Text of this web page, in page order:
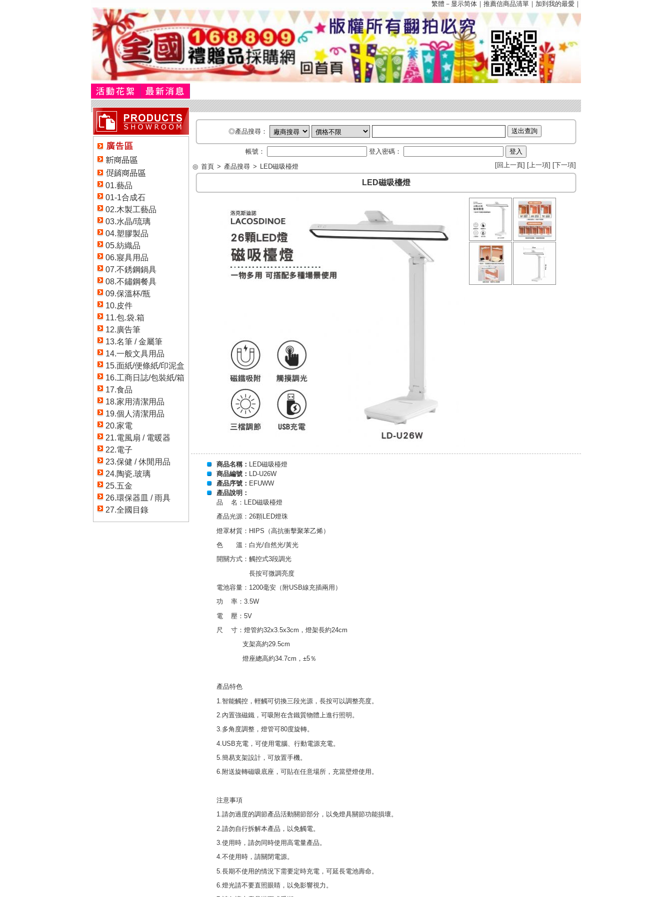
繁體 － 显示简体 ｜ 推薦信商品清單 ｜ 加到我的最愛 ｜
01.藝品
01-1合成石
02.木製工藝品
03.水晶/琉璃
04.塑膠製品
05.紡織品
06.寢具用品
07.不銹鋼鍋具
08.不鏽鋼餐具
09.保溫杯/瓶
10.皮件
11.包.袋.箱
12.廣告筆
13.名筆 / 金屬筆
14.一般文具用品
15.面紙/便條紙/印泥盒
16.工商日誌/包裝紙/箱
17.食品
18.家用清潔用品
19.個人清潔用品
20.家電
21.電風扇 / 電暖器
22.電子
23.保健 / 休閒用品
24.陶瓷.玻璃
25.五金
26.環保器皿 / 雨具
27.全國目錄
◎產品搜尋：
帳號：
登入密碼：
◎ 首頁 > 產品搜尋 > LED磁吸檯燈 [回上一頁] [上一項] [下一項]
LED磁吸檯燈
商品名稱： LED磁吸檯燈
商品編號： LD-U26W
產品序號： EFUWW
產品說明：
品 名：LED磁吸檯燈
產品光源：26顆LED燈珠
燈罩材質：HIPS（高抗衝擊聚苯乙烯）
色 溫：白光/自然光/黃光
開關方式：觸控式3段調光
長按可微調亮度
電池容量：1200毫安（附USB線充插兩用）
功 率：3.5W
電 壓：5V
尺 寸：燈管約32x3.5x3cm，燈架長約24cm
支架高約29.5cm
燈座總高約34.7cm，±5％
產品特色
1.智能觸控，輕觸可切換三段光源，長按可以調整亮度。
2.內置強磁鐵，可吸附在含鐵質物體上進行照明。
3.多角度調整，燈管可80度旋轉。
4.USB充電，可使用電腦、行動電源充電。
5.簡易支架設計，可放置手機。
6.附送旋轉磁吸底座，可貼在任意場所，充當壁燈使用。
注意事項
1.請勿過度的調節產品活動關節部分，以免燈具關節功能損壞。
2.請勿自行拆解本產品，以免觸電。
3.使用時，請勿同時使用高電量產品。
4.不使用時，請關閉電源。
5.長期不使用的情況下需要定時充電，可延長電池壽命。
6.燈光請不要直照眼睛，以免影響視力。